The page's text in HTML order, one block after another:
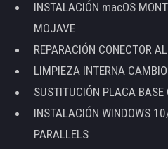
INSTALACIÓN macOS
MOJAVE
REPARACIÓN CONECTOR
LIMPIEZA INTERNA
SUSTITUCIÓN PLACA BASE
INSTALACIÓN WINDOWS
PARALLELS